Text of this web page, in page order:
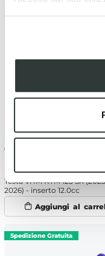
€
Testa VHM KTM 125 SX
2026) - inserto 12.0cc